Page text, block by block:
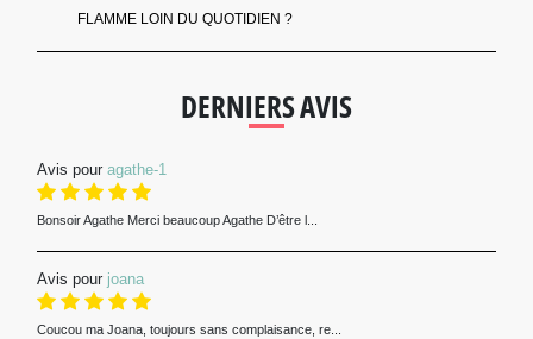
FLAMME LOIN DU QUOTIDIEN ?
DERNIERS AVIS
Avis pour agathe-1
Bonsoir Agathe Merci beaucoup Agathe D’être l...
Avis pour joana
Coucou ma Joana, toujours sans complaisance, re...